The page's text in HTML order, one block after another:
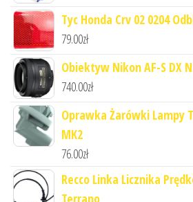
Tyc Honda Crv 02 0204
79.00zł
Obiektyw Nikon AF-S DX
740.00zł
Oprawka Żarówki Lampy
MK2
76.00zł
Recco Linka Licznika
Terrano